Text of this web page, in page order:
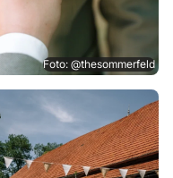
Foto: @thesommerfeld